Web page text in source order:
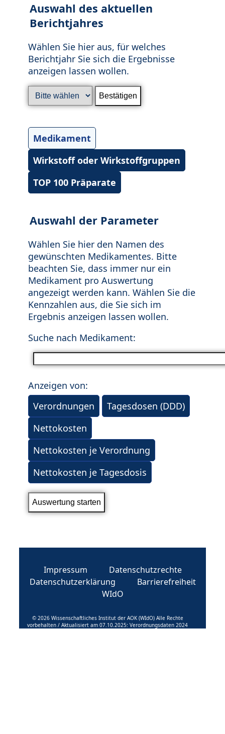
Auswahl des aktuellen
Berichtjahres
Wählen Sie hier aus, für welches
Berichtjahr Sie sich die Ergebnisse
anzeigen lassen wollen.
Medikament
Wirkstoff oder Wirkstoffgruppen
TOP 100 Präparate
Auswahl der Parameter
Wählen Sie hier den Namen des
gewünschten Medikamentes. Bitte
beachten Sie, dass immer nur ein
Medikament pro Auswertung
angezeigt werden kann. Wählen Sie die
Kennzahlen aus, die Sie sich im
Ergebnis anzeigen lassen wollen.
Suche nach Medikament:
Anzeigen von:
Verordnungen
Tagesdosen (DDD)
Nettokosten
Nettokosten je Verordnung
Nettokosten je Tagesdosis
Impressum
Datenschutzrechte
Datenschutzerklärung
Barrierefreiheit
WIdO
© 2026 Wissenschaftliches Institut der AOK (WIdO) Alle Rechte
vorbehalten / Aktualisiert am 07.10.2025: Verordnungsdaten 2024